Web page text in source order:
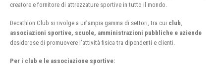
creatore e fornitore di attrezzature sportive in tutto il mondo.
Decathlon Club si rivolge a un’ampia gamma di settori, tra cui club
associazioni sportive, scuole, amministrazioni pubbliche e aziende
desiderose di promuovere l’attività fisica tra dipendenti e clienti.
Per i club e le associazione sportive: